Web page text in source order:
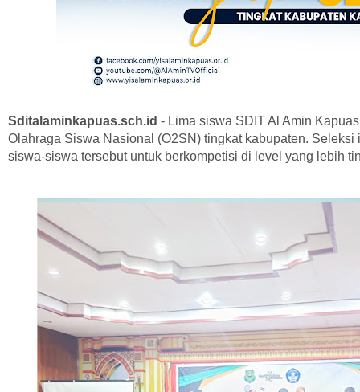
Sditalaminkapuas.sch.id - Lima siswa SDIT Al Amin
Olahraga Siswa Nasional (O2SN) tingkat kabupaten.
siswa-siswa tersebut untuk berkompetisi di level yang lebih